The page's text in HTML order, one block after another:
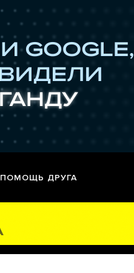
ПОМОЩЬ ДРУГА